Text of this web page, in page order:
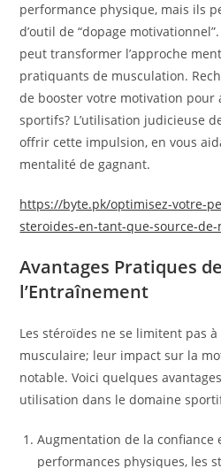
performance physique, mais ils
d’outil de “dopage
peut transformer l’approche
pratiquants de musculation.
de booster votre motivation pour
sportifs? L’utilisation judicieuse
offrir cette impulsion, en vous
mentalité de gagnant.
https://byte.pk/optimisez-votre-
steroides-en-tant-que-source-
Avantages Pratiques
l’Entraînement
Les stéroïdes ne se limitent pas
musculaire; leur impact sur la
notable. Voici quelques
utilisation dans le domaine
Augmentation de la confiance
performances physiques, les